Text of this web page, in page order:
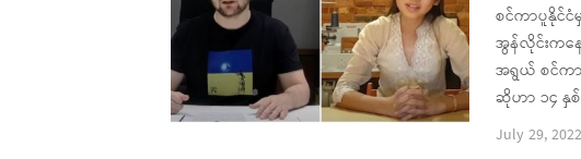
စင်ကာပူနိုင်
အွန်လိုင်းကန
အရွယ် စင်က
ဆိုဟာ ၁၄ နှစ်
July 29, 2022